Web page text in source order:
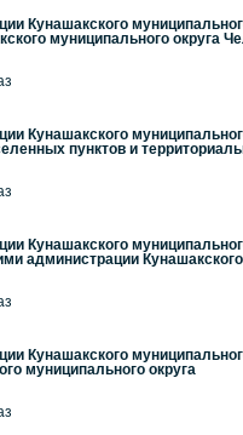
Кунашакского
муниципального округа
Кунашакского
пунктов и
Кунашакского
администрации
Кунашакского
муниципального округа